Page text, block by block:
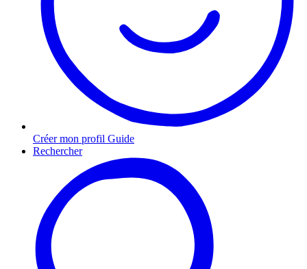
Créer mon profil Guide
Rechercher